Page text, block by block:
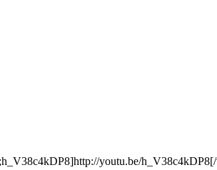
youtu.be/